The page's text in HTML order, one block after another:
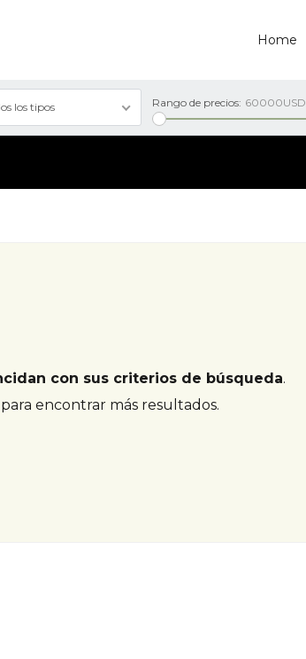
Home
los tipos Rango de precios: 60000USD
con sus criterios de búsqueda.
encontrar más resultados.